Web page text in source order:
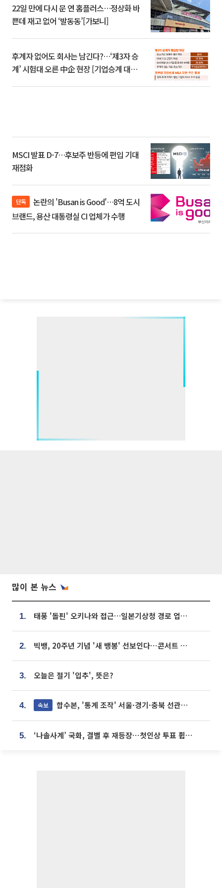
22일 만에 다시 문 연 홈플러스…정상화 바
쁜데 재고 없어 ‘발동동’[가보니]
후계자 없어도 회사는 남긴다?…‘제3자 승
계’ 시험대 오른 中企 현장 [기업승계 대전
MSCI 발표 D-7…후보주 반등에 편입 기대
재점화
단독
브랜드, 용산 대통령실 CI 업체가 수행
많이 본 뉴스
1. 태풍 '돌핀' 오키나와 접근…일본기상청 경로 업데이트
2. 빅뱅, 20주년 기념 '새 뱅봉' 선보인다⋯콘서트 앞두고 팝업 개최
3. 오늘은 절기 '입추', 뜻은?
4. 속보 합수본, '통계 조작' 서울·경기·충북 선관위 등 추가 압수수색
5. ‘나솔사계’ 국화, 결별 후 재등장⋯첫인상 투표 휩쓸고 ‘인기녀’ 등극